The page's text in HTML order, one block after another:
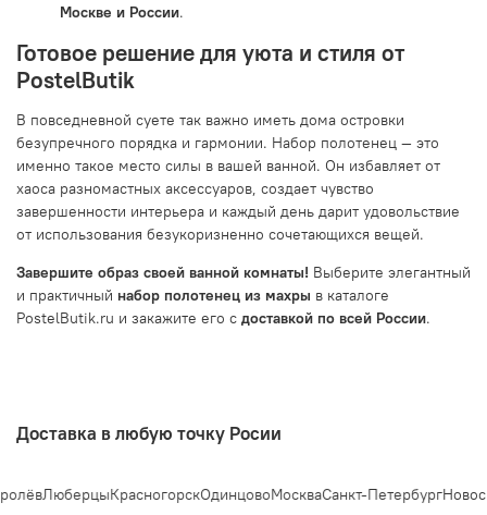
Москве и России.
Готовое решение для уюта и стиля от
PostelButik
В повседневной суете так важно иметь дома островки
безупречного порядка и гармонии. Набор полотенец — это
именно такое место силы в вашей ванной. Он избавляет от
хаоса разномастных аксессуаров, создает чувство
завершенности интерьера и каждый день дарит удовольствие
от использования безукоризненно сочетающихся вещей.
Завершите образ своей ванной комнаты! Выберите элегантный
и практичный набор полотенец из махры в каталоге
PostelButik.ru и закажите его с доставкой по всей России.
Доставка в любую точку Росии
КрасногорскОдинцовоМоскваСанкт-Петербург